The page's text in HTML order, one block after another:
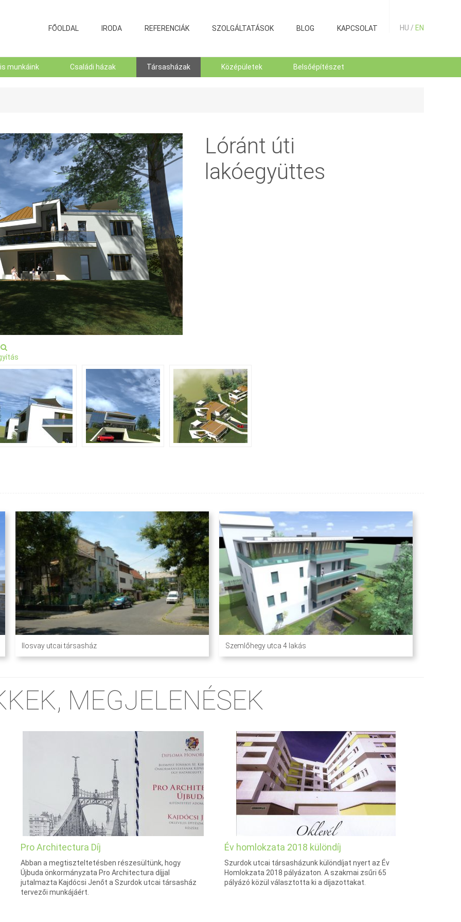
HU / EN
FŐOLDAL IRODA REFERENCIÁK SZOLGÁLTATÁSOK BLOG KAPCSOLAT
munkáink Családi házak Társasházak Középületek Belsőépítészet
Lóránt úti
lakóegyüttes
Ilosvay utcai társasház Szemlőhegy utca 4 lakás
MEGJELENÉSEK
Pro Architectura Díj
Abban a megtiszteltetésben részesültünk, hogy
Újbuda önkormányzata Pro Architectura díjjal
jutalmazta Kajdócsi Jenőt a Szurdok utcai társasház
tervezői munkájáért.
Év homlokzata 2018 különdíj
Szurdok utcai társasházunk különdíjat nyert az Év
Homlokzata 2018 pályázaton. A szakmai zsűri 65
pályázó közül választotta ki a díjazottakat.